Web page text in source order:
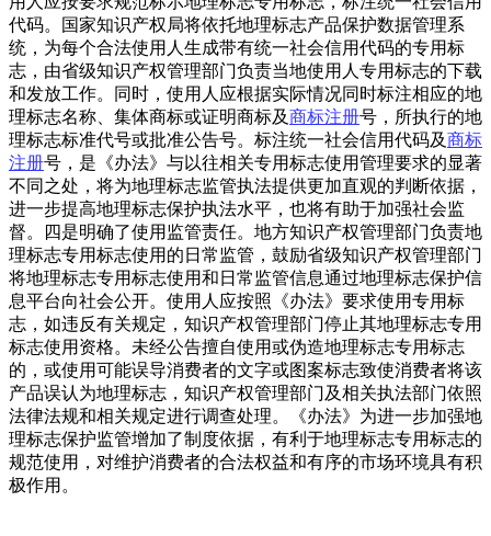
代码。国家知识产权局将依托地理标志产品保护数据管理系
统，为每个合法使用人生成带有统一社会信用代码的专用标
志，由省级知识产权管理部门负责当地使用人专用标志的下载
和发放工作。同时，使用人应根据实际情况同时标注相应的地
理标志名称、集体商标或证明商标及商标注册号，所执行的地
理标志标准代号或批准公告号。标注统一社会信用代码及商标
注册号，是《办法》与以往相关专用标志使用管理要求的显著
不同之处，将为地理标志监管执法提供更加直观的判断依据，
进一步提高地理标志保护执法水平，也将有助于加强社会监
督。四是明确了使用监管责任。地方知识产权管理部门负责地
理标志专用标志使用的日常监管，鼓励省级知识产权管理部门
将地理标志专用标志使用和日常监管信息通过地理标志保护信
息平台向社会公开。使用人应按照《办法》要求使用专用标
志，如违反有关规定，知识产权管理部门停止其地理标志专用
标志使用资格。未经公告擅自使用或伪造地理标志专用标志
的，或使用可能误导消费者的文字或图案标志致使消费者将该
产品误认为地理标志，知识产权管理部门及相关执法部门依照
法律法规和相关规定进行调查处理。《办法》为进一步加强地
理标志保护监管增加了制度依据，有利于地理标志专用标志的
规范使用，对维护消费者的合法权益和有序的市场环境具有积
极作用。